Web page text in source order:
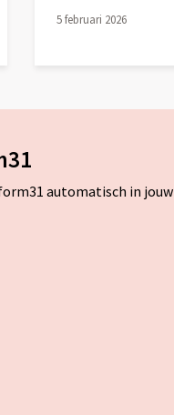
5 februari 2026
automatisch in jouw